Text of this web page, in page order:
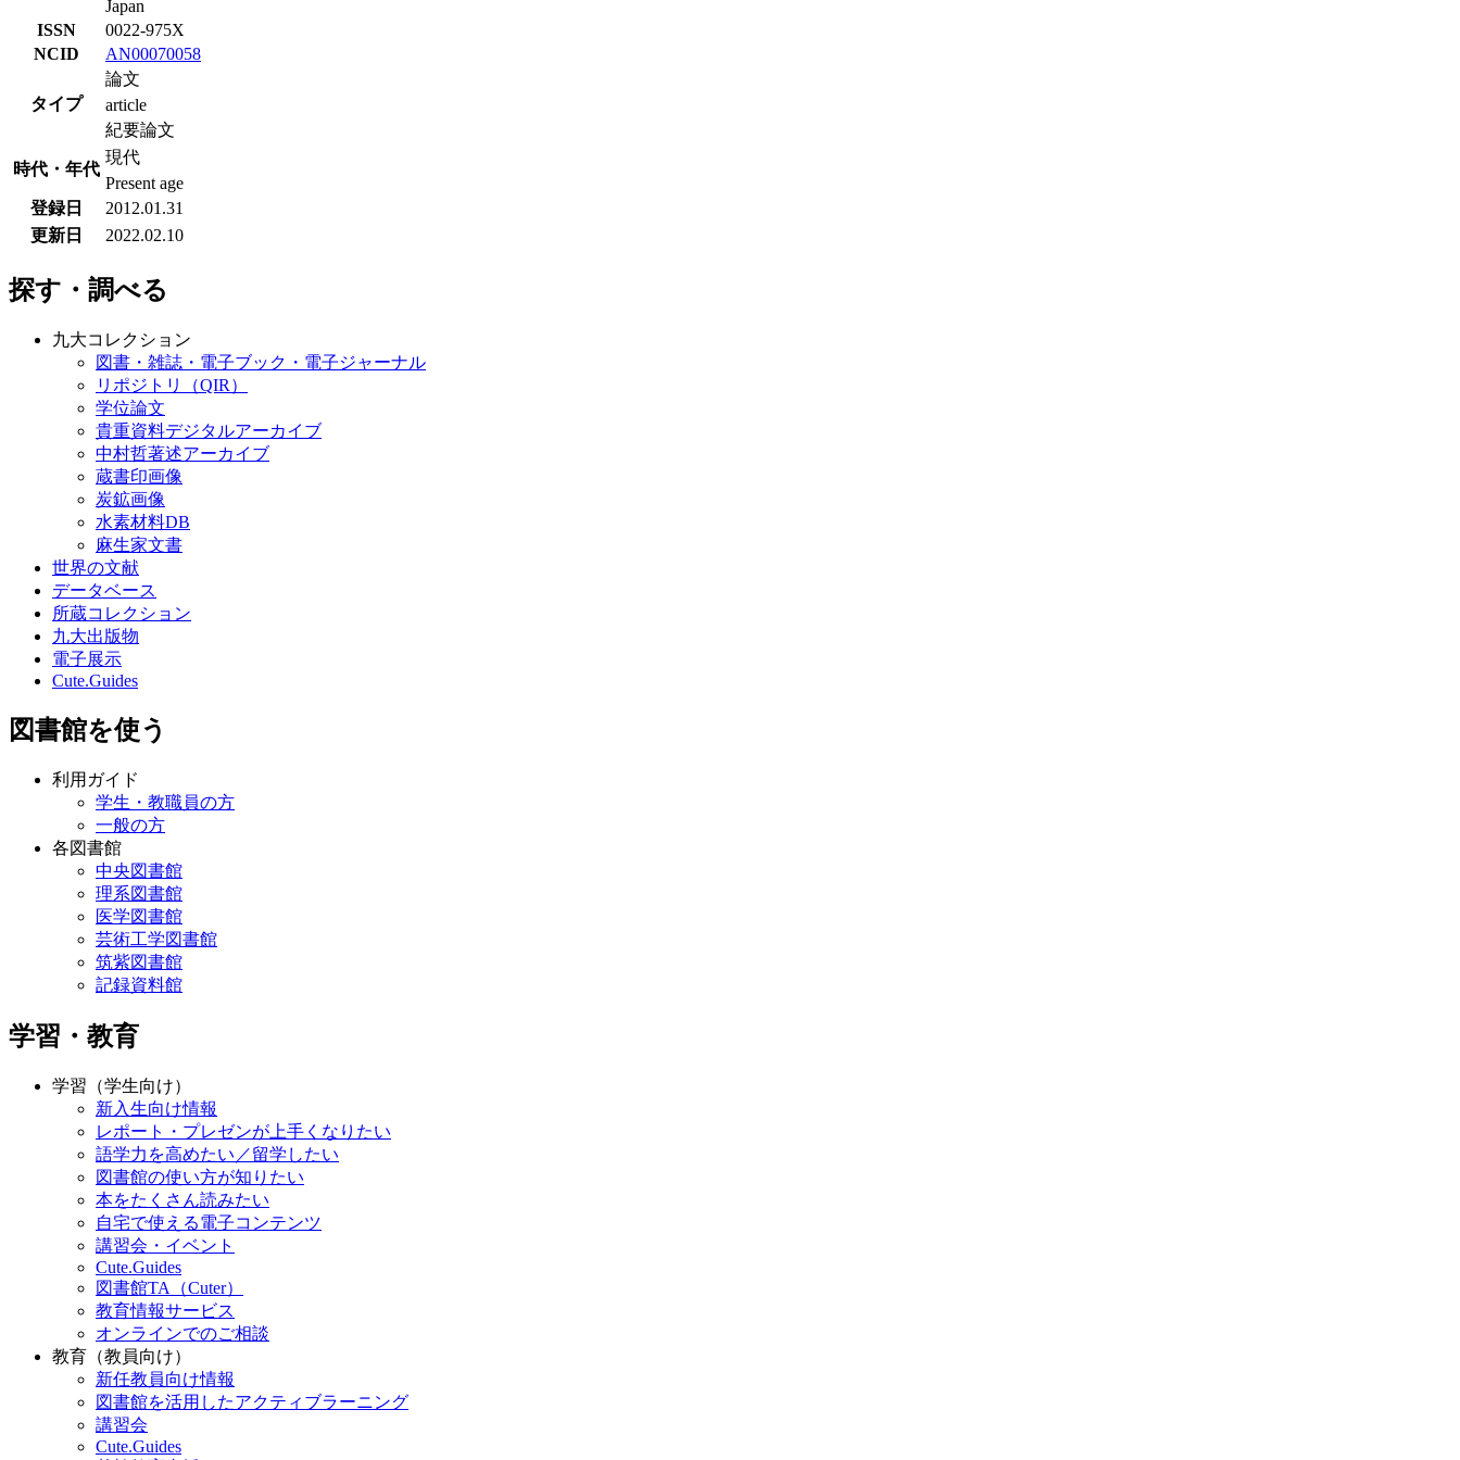
Japan
ISSN
0022-975X
NCID
AN00070058
タイプ
論文
article
紀要論文
時代・年代
現代
Present age
登録日
2012.01.31
更新日
2022.02.10
探す・調べる
九大コレクション
図書・雑誌・電子ブック・電子ジャーナル
リポジトリ（QIR）
学位論文
貴重資料デジタルアーカイブ
中村哲著述アーカイブ
蔵書印画像
炭鉱画像
水素材料DB
麻生家文書
世界の文献
データベース
所蔵コレクション
九大出版物
電子展示
Cute.Guides
図書館を使う
利用ガイド
学生・教職員の方
一般の方
各図書館
中央図書館
理系図書館
医学図書館
芸術工学図書館
筑紫図書館
記録資料館
学習・教育
学習（学生向け）
新入生向け情報
レポート・プレゼンが上手くなりたい
語学力を高めたい／留学したい
図書館の使い方が知りたい
本をたくさん読みたい
自宅で使える電子コンテンツ
講習会・イベント
Cute.Guides
図書館TA（Cuter）
教育情報サービス
オンラインでのご相談
教育（教員向け）
新任教員向け情報
図書館を活用したアクティブラーニング
講習会
Cute.Guides